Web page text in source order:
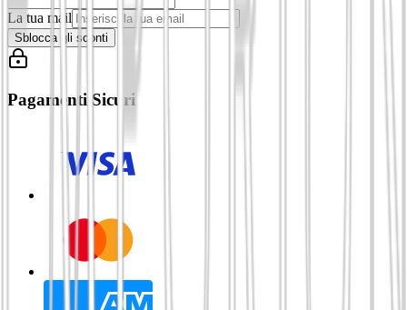
La tua mail
Sblocca gli sconti
Pagamenti Sicuri